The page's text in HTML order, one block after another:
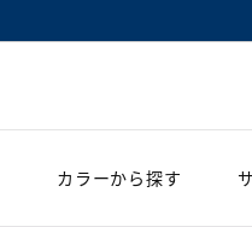
カラーから探す